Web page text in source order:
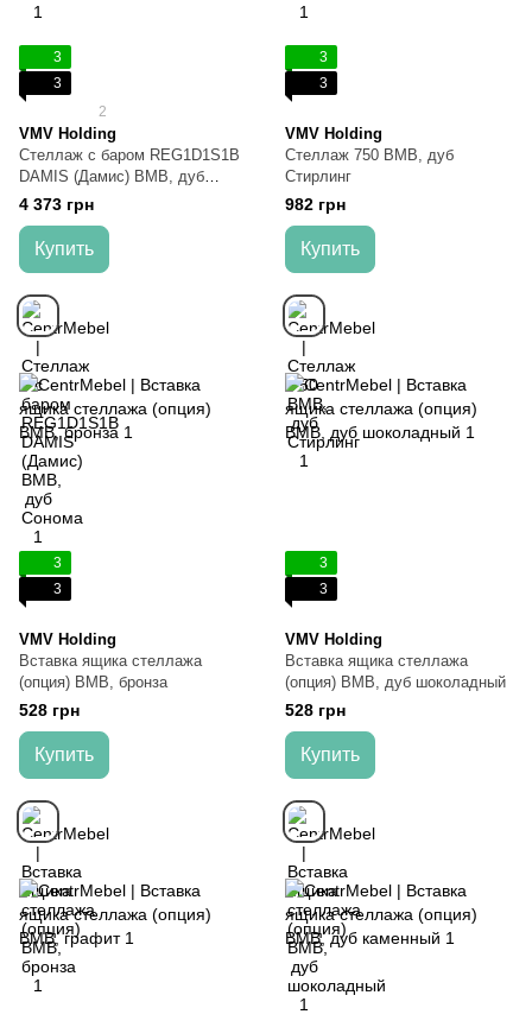
3
3
2
VMV Holding
Стеллаж с баром REG1D1S1B
DAMIS (Дамис) ВМВ, дуб
Сонома
4 373 грн
Купить
3
3
VMV Holding
Стеллаж 750 ВМВ, дуб
Стирлинг
982 грн
Купить
3
3
VMV Holding
Вставка ящика стеллажа
(опция) ВМВ, бронза
528 грн
Купить
3
3
VMV Holding
Вставка ящика стеллажа
(опция) ВМВ, дуб шоколадный
528 грн
Купить